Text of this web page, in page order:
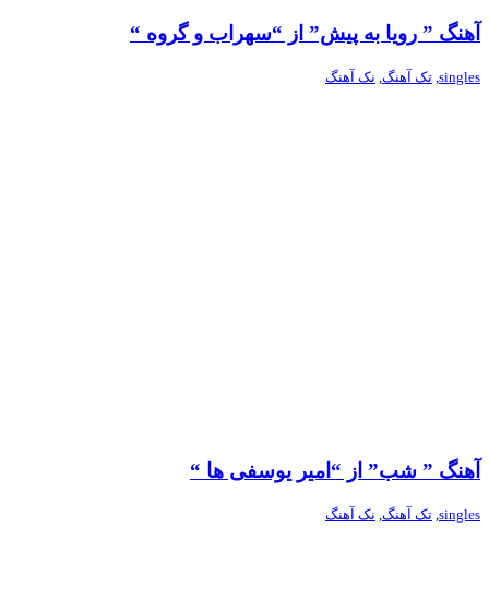
آهنگ ” رویا به پیش” از “سهراب و گروه “
singles تک آهنگ نک آهنگ
آهنگ ” شب” از “امیر یوسفی ها “
singles
, تک آهنگ, نک آهنگ